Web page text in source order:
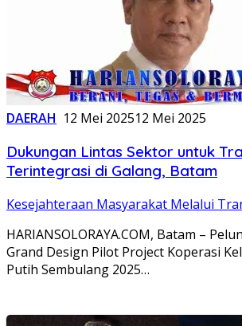
DAERAH 12 Mei 202512 Mei 2025
Dukungan Lintas Sektor untuk
Terintegrasi di Galang, Batam
Kesejahteraan Masyarakat Melalui
HARIANSOLORAYA.COM, Batam –
Grand Design Pilot Project Koperasi
Putih Sembulang 2025…